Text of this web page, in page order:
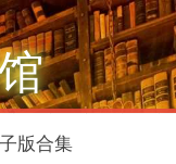
版合集